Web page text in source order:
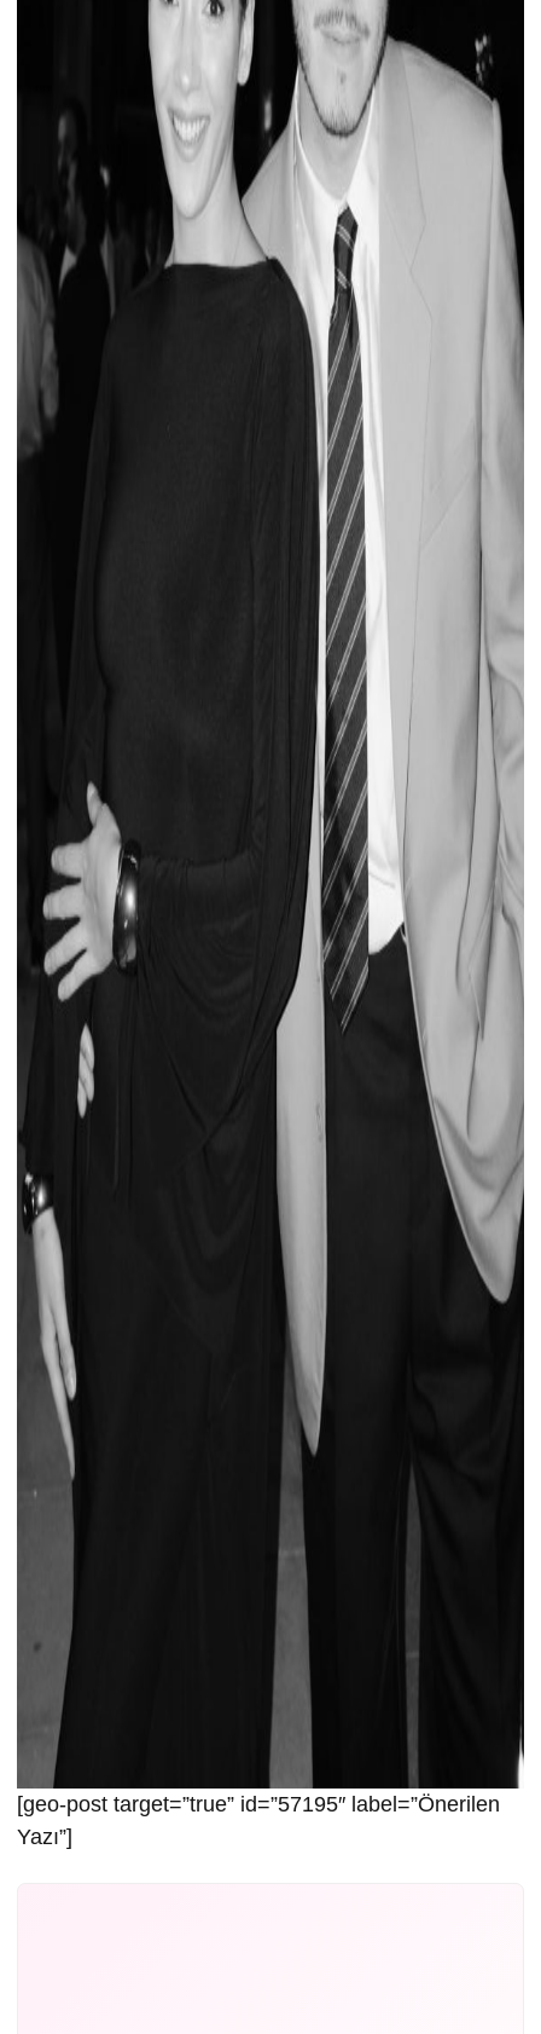
[geo-post target=”true” id=”57195″ label=”Önerilen
Yazı”]